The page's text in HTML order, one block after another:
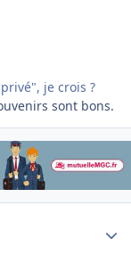
je crois ?
sont bons.